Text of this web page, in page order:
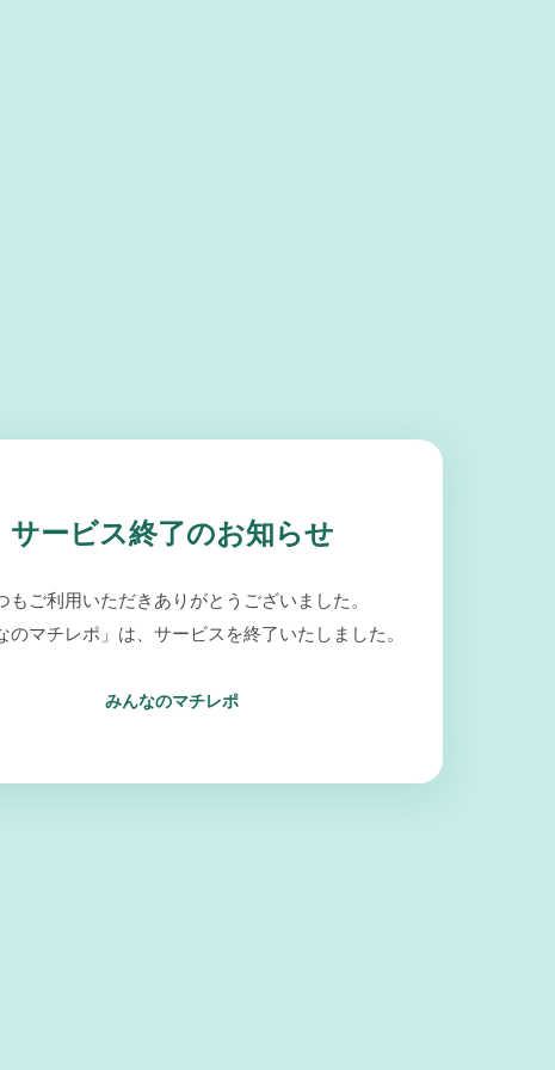
サービス終了のお知らせ
もご利用いただきありがとうございました。
のマチレポ」は、サービスを終了いたしました。
みんなのマチレポ